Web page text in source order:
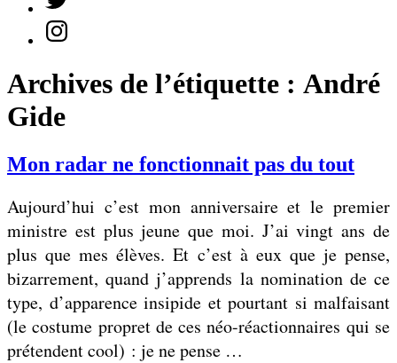
Instagram
Archives de l’étiquette : André
Gide
Mon radar ne fonctionnait pas du tout
Aujourd’hui c’est mon anniversaire et le premier
ministre est plus jeune que moi. J’ai vingt ans de
plus que mes élèves. Et c’est à eux que je pense,
bizarrement, quand j’apprends la nomination de ce
type, d’apparence insipide et pourtant si malfaisant
(le costume propret de ces néo-réactionnaires qui se
prétendent cool) : je ne pense …